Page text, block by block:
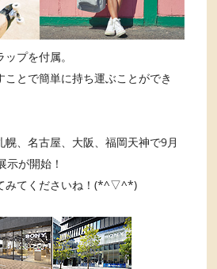
プを付属。
ことで簡単に持ち運ぶことができ
幌、名古屋、大阪、福岡天神で9月
示が開始！
みてくださいね！(*^▽^*)